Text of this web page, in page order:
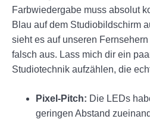
Farbwiedergabe muss absolut
Blau auf dem Studiobildschirm
sieht es auf unseren
falsch aus. Lass mich dir ein
Studiotechnik aufzählen, die
Pixel-Pitch: Die LEDs
geringen Abstand